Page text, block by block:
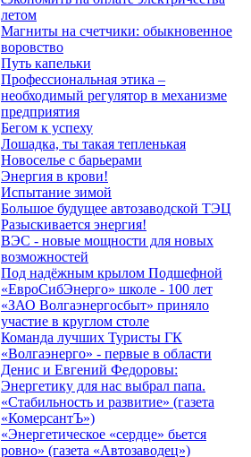
летом
Магниты на счетчики: обыкновенное
воровство
Путь капельки
Профессиональная этика –
необходимый регулятор в механизме
предприятия
Бегом к успеху
Лошадка, ты такая тепленькая
Новоселье с барьерами
Энергия в крови!
Испытание зимой
Большое будущее автозаводской ТЭЦ
Разыскивается энергия!
ВЭС - новые мощности для новых
возможностей
Под надёжным крылом Подшефной
«ЕвроСибЭнерго» школе - 100 лет
«ЗАО Волгаэнергосбыт» приняло
участие в круглом столе
Команда лучших Туристы ГК
«Волгаэнерго» - первые в области
Денис и Евгений Федоровы:
Энергетику для нас выбрал папа.
«Стабильность и развитие» (газета
«КомерсантЪ»)
«Энергетическое «сердце» бьется
ровно» (газета «Автозаводец»)